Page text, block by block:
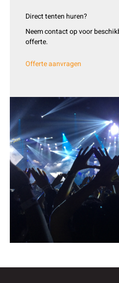
Direct tenten huren?
Neem contact op voor
offerte.
Offerte aanvragen